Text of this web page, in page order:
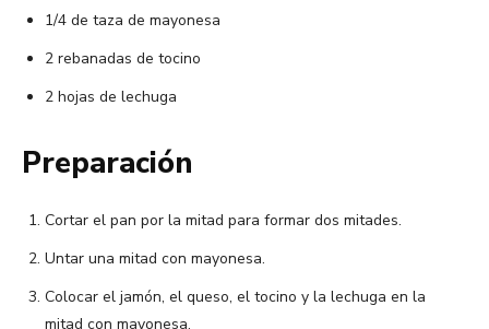
1/4 de taza de mayonesa
2 rebanadas de tocino
2 hojas de lechuga
Preparación
Cortar el pan por la mitad para formar dos mitades.
Untar una mitad con mayonesa.
Colocar el jamón, el queso, el tocino y la lechuga en la
mitad con mayonesa.